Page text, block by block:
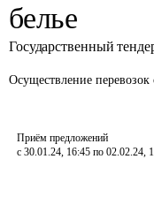
белье
Государственный
Осуществление перевозок
Приём предложений
с 30.01.24, 16:45 по 02.02.24,